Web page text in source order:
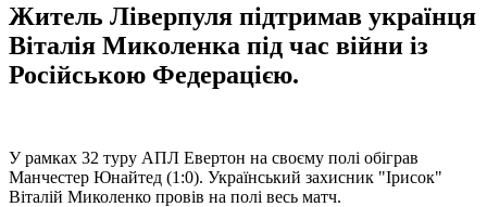
Житель Ліверпуля підтримав українця
Віталія Миколенка під час війни із
Російською Федерацією.
У рамках 32 туру АПЛ Евертон на своєму полі обіграв
Манчестер Юнайтед (1:0). Український захисник "Ірисок"
Віталій Миколенко провів на полі весь матч.